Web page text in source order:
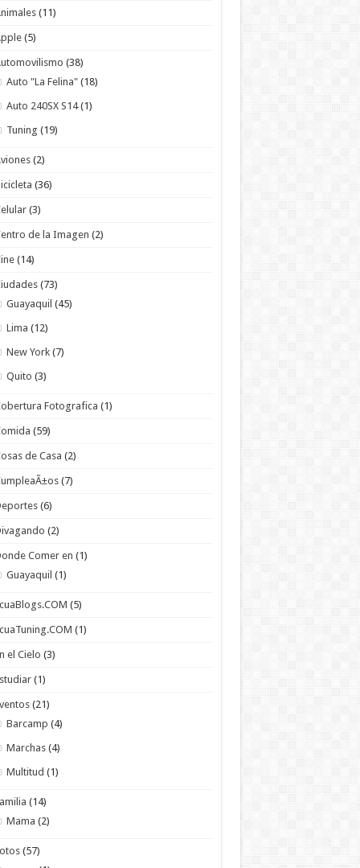
(11)
(5)
(38)
Auto "La Felina" (18)
Auto 240SX S14(1)
Tuning (19)
(2)
(36)
(3)
de la Imagen (2)
(14)
(73)
Guayaquil (45)
Lima (12)
New York (7)
Quito (3)
Fotografica (1)
(59)
de Casa (2)
(7)
(6)
(2)
Comer en (1)
Guayaquil (1)
(5)
(1)
el Cielo (3)
(1)
(21)
Barcamp (4)
Marchas (4)
Multitud (1)
(14)
Mama (2)
(57)